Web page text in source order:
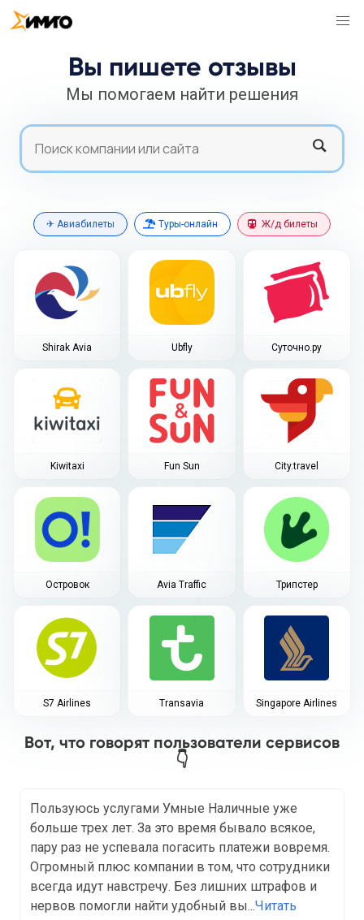
Вы пишете отзывы
Мы помогаем найти решения
Search
Search
✈ Авиабилеты Туры-онлайн Ж/д билеты
Shirak Avia Ubfly Суточно.ру
Kiwitaxi Fun Sun City.travel
Островок Avia Traffic Трипстер
S7 Airlines Transavia Singapore Airlines
Вот, что говорят пользователи сервисов
👇
Пользуюсь услугами Умные Наличные уже
больше трех лет. За это время бывало всякое,
пару раз не успевала погасить платежи вовремя.
Огромный плюс компании в том, что сотрудники
всегда идут навстречу. Без лишних штрафов и
нервов помогли найти удобный вы...Читать